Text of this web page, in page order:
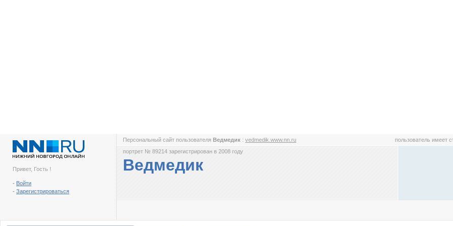
Привет, Гость !
- Войти
- Зарегистрироваться
Персональный сайт пользователя Ведмедик : vedmedik.www.nn.ru пользователь имеет
портрет № 89214 зарегистрирован в 2008 году
Ведмедик